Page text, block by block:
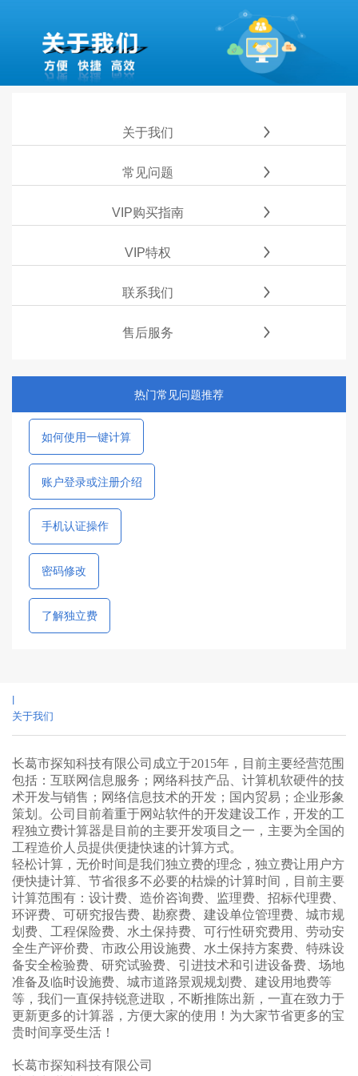
关于我们
常见问题
VIP购买指南
VIP特权
联系我们
售后服务
热门常见问题推荐
如何使用一键计算
账户登录或注册介绍
手机认证操作
密码修改
了解独立费
关于我们
长葛市探知科技有限公司成立于2015年，目前主要经营范围
包括： 互联网信息服务；网络科技产品、计算机软硬件的技
术开发与销售；网络信息技术的开发；国内贸易；企业形象
策划。公司目前着重于网站软件的开发建设工作，开发的工
程独立费计算器是目前的主要开发项目之一，主要为全国的
工程造价人员提供便捷快速的计算方式。
轻松计算，无价时间是我们独立费的理念，独立费让用户方
便快捷计算、节省很多不必要的枯燥的计算时间，目前主要
计算范围有：设计费、造价咨询费、监理费、招标代理费、
环评费、可研究报告费、勘察费、建设单位管理费、城市规
划费、工程保险费、水土保持费、可行性研究费用、劳动安
全生产评价费、市政公用设施费、水土保持方案费、特殊设
备安全检验费、研究试验费、引进技术和引进设备费、场地
准备及临时设施费、城市道路景观规划费、建设用地费等
等，我们一直保持锐意进取，不断推陈出新，一直在致力于
更新更多的计算器，方便大家的使用！为大家节省更多的宝
贵时间享受生活！
长葛市探知科技有限公司